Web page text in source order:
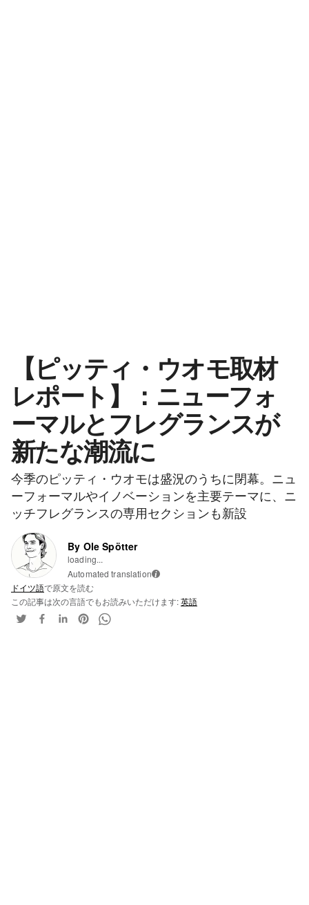
【ピッティ・ウオモ取材
レポート】：ニューフォ
ーマルとフレグランスが
新たな潮流に
今季のピッティ・ウオモは盛況のうちに閉幕。ニュ
ーフォーマルやイノベーションを主要テーマに、ニ
ッチフレグランスの専用セクションも新設
By Ole Spötter
loading...
Automated translation i
ドイツ語で原文を読む
この記事は次の言語でもお読みいただけます:英語